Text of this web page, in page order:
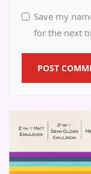
Save my
for the next